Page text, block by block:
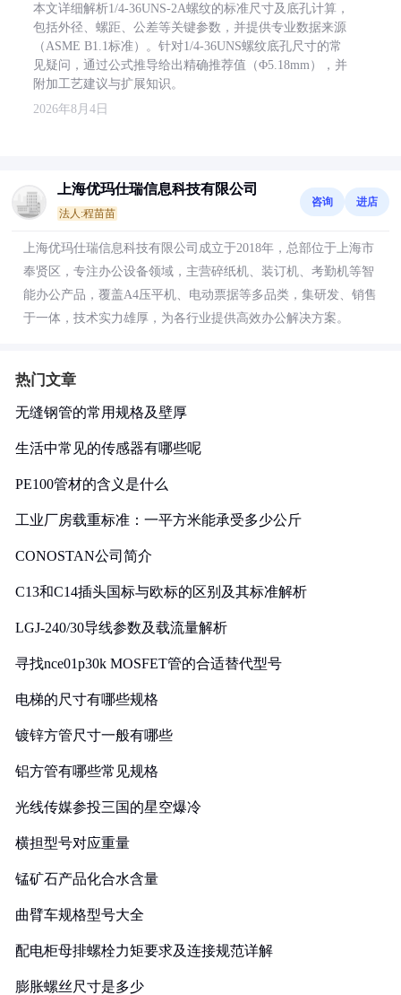
本文详细解析1/4-36UNS-2A螺纹的标准尺寸及底孔计算，
包括外径、螺距、公差等关键参数，并提供专业数据来源
（ASME B1.1标准）。针对1/4-36UNS螺纹底孔尺寸的常
见疑问，通过公式推导给出精确推荐值（Φ5.18mm），并
附加工艺建议与扩展知识。
2026年8月4日
上海优玛仕瑞信息科技有限公司
法人:程苗苗
咨询 进店
上海优玛仕瑞信息科技有限公司成立于2018年，总部位于上海市
奉贤区，专注办公设备领域，主营碎纸机、装订机、考勤机等智
能办公产品，覆盖A4压平机、电动票据等多品类，集研发、销售
于一体，技术实力雄厚，为各行业提供高效办公解决方案。
热门文章
无缝钢管的常用规格及壁厚
生活中常见的传感器有哪些呢
PE100管材的含义是什么
工业厂房载重标准：一平方米能承受多少公斤
CONOSTAN公司简介
C13和C14插头国标与欧标的区别及其标准解析
LGJ-240/30导线参数及载流量解析
寻找nce01p30k MOSFET管的合适替代型号
电梯的尺寸有哪些规格
镀锌方管尺寸一般有哪些
铝方管有哪些常见规格
光线传媒参投三国的星空爆冷
横担型号对应重量
锰矿石产品化合水含量
曲臂车规格型号大全
配电柜母排螺栓力矩要求及连接规范详解
膨胀螺丝尺寸是多少